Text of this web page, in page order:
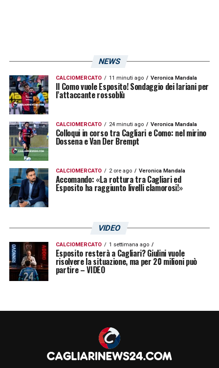
NEWS
CALCIOMERCATO 11 minuti ago Veronica Mandala
Il Como vuole Esposito! Sondaggio dei lariani per
l’attaccante rossoblù
CALCIOMERCATO 24 minuti ago Veronica Mandala
Colloqui in corso tra Cagliari e Como: nel mirino
Dossena e Van Der Brempt
CALCIOMERCATO 2 ore ago Veronica Mandala
Accomando: «La rottura tra Cagliari ed
Esposito ha raggiunto livelli clamorosi!»
VIDEO
CALCIOMERCATO 1 settimana ago
Esposito resterà a Cagliari? Giulini vuole
risolvere la situazione, ma per 20 milioni può
partire – VIDEO